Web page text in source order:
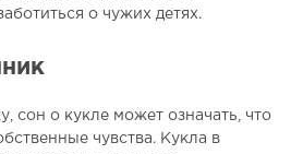
о чужих детях.
сон о кукле может означать, что
чувства. Кукла в